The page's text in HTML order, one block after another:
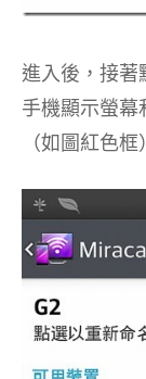
進入後，接著
手機顯示螢幕
（如圖紅色框